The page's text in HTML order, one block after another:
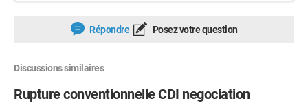
Répondre Posez votre question
Discussions similaires
Rupture conventionnelle CDI negociation